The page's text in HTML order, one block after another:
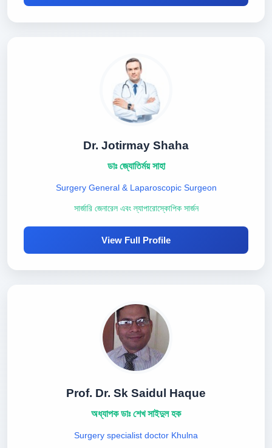
Dr. Jotirmay Shaha
ডাঃ জ্যোতির্ময় সাহা
Surgery General & Laparoscopic Surgeon
সার্জারি জেনারেল এবং ল্যাপারোস্কোপিক সার্জন
View Full Profile
Prof. Dr. Sk Saidul Haque
অধ্যাপক ডাঃ শেখ সাইদুল হক
Surgery specialist doctor Khulna